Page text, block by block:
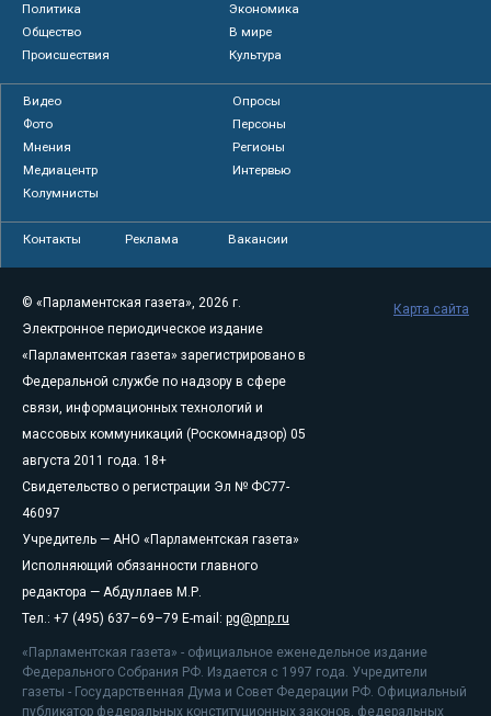
Политика
Экономика
Общество
В мире
Происшествия
Культура
Видео
Опросы
Фото
Персоны
Мнения
Регионы
Медиацентр
Интервью
Колумнисты
Контакты Реклама Вакансии
© «Парламентская газета», 2026 г.
Электронное периодическое издание
«Парламентская газета» зарегистрировано в
Федеральной службе по надзору в сфере
связи, информационных технологий и
массовых коммуникаций (Роскомнадзор) 05
августа 2011 года. 18+
Свидетельство о регистрации Эл № ФС77-
46097
Учредитель — АНО «Парламентская газета»
Исполняющий обязанности главного
редактора — Абдуллаев М.Р.
Тел.: +7 (495) 637–69–79 E-mail: pg@pnp.ru
«Парламентская газета» - официальное еженедельное издание
Федерального Собрания РФ. Издается с 1997 года. Учредители
газеты - Государственная Дума и Совет Федерации РФ. Официальный
публикатор федеральных конституционных законов, федеральных
Карта сайта